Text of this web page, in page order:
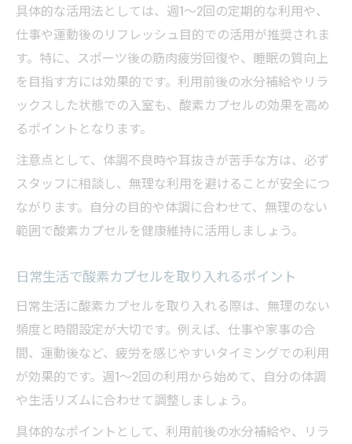
具体的な活用法としては、週1～2回の定期的な利用や、
仕事や運動後のリフレッシュ目的での活用が推奨されま
す。特に、スポーツ後の筋肉疲労回復や、睡眠の質向上
を目指す方には効果的です。利用前後の水分補給やリラ
ックスした状態での入室も、酸素カプセルの効果を高め
るポイントとなります。
注意点として、体調不良時や耳抜きが苦手な方は、必ず
スタッフに相談し、無理な利用を避けることが安全につ
ながります。自分の目的や体調に合わせて、無理のない
範囲で酸素カプセルを健康維持に活用しましょう。
日常生活で酸素カプセルを取り入れるポイント
日常生活に酸素カプセルを取り入れる際は、無理のない
頻度と時間設定が大切です。例えば、仕事や家事の合
間、運動後など、疲労を感じやすいタイミングでの利用
が効果的です。週1～2回の利用から始めて、自分の体調
や生活リズムに合わせて調整しましょう。
具体的なポイントとして、利用前後の水分補給や、リラ